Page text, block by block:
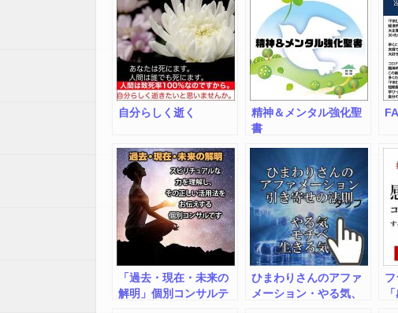
自分らしく逝く
精神＆メンタル強化聖
書
「過去・現在・未来の
解明」個別コンサルテ
ひまわりさんのアファ
メーション・やる気、